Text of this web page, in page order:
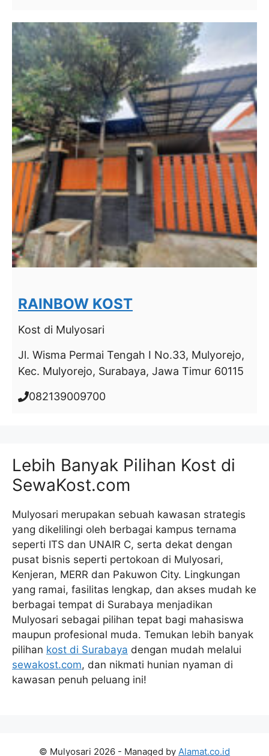
RAINBOW KOST
Kost di Mulyosari
Jl. Wisma Permai Tengah I No.33, Mulyorejo,
Kec. Mulyorejo, Surabaya, Jawa Timur 60115
082139009700
Lebih Banyak Pilihan Kost di
SewaKost.com
Mulyosari merupakan sebuah kawasan strategis
yang dikelilingi oleh berbagai kampus ternama
seperti ITS dan UNAIR C, serta dekat dengan
pusat bisnis seperti pertokoan di Mulyosari,
Kenjeran, MERR dan Pakuwon City. Lingkungan
yang ramai, fasilitas lengkap, dan akses mudah ke
berbagai tempat di Surabaya menjadikan
Mulyosari sebagai pilihan tepat bagi mahasiswa
maupun profesional muda. Temukan lebih banyak
pilihan kost di Surabaya dengan mudah melalui
sewakost.com, dan nikmati hunian nyaman di
kawasan penuh peluang ini!
© Mulyosari 2026 - Managed by Alamat.co.id